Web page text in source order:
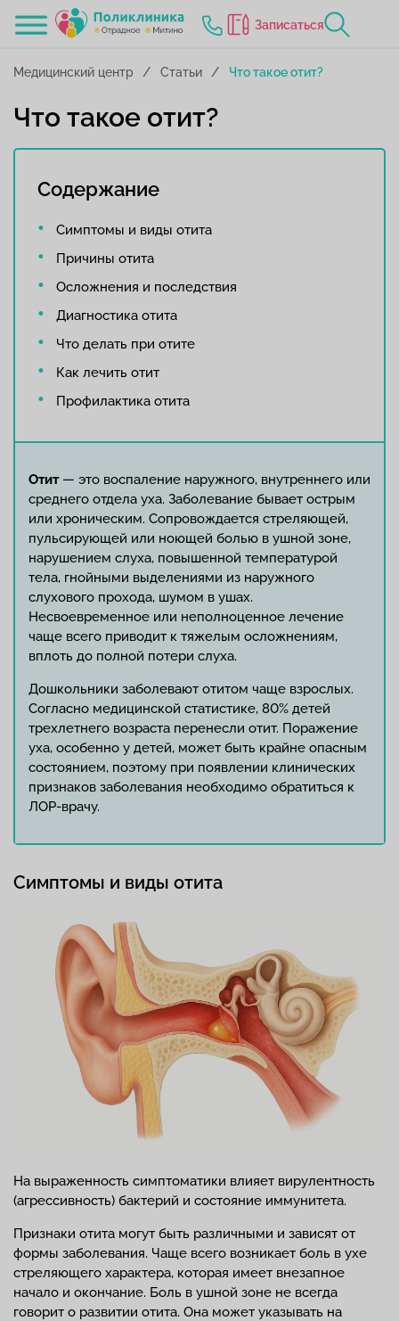
Записаться
Медицинский центр Статьи Что такое отит?
Что такое отит?
Содержание
Симптомы и виды отита
Причины отита
Осложнения и последствия
Диагностика отита
Что делать при отите
Как лечить отит
Профилактика отита
Отит— это воспаление наружного, внутреннего или
среднего отдела уха. Заболевание бывает острым
или хроническим. Сопровождается стреляющей,
пульсирующей или ноющей болью в ушной зоне,
нарушением слуха, повышенной температурой
тела, гнойными выделениями из наружного
слухового прохода, шумом в ушах.
Несвоевременное или неполноценное лечение
чаще всего приводит к тяжелым осложнениям,
вплоть до полной потери слуха.
Дошкольники заболевают отитом чаще взрослых.
Согласно медицинской статистике, 80% детей
трехлетнего возраста перенесли отит. Поражение
уха, особенно у детей, может быть крайне опасным
состоянием, поэтому при появлении клинических
признаков заболевания необходимо обратиться к
ЛОР-врачу.
Симптомы и виды отита
На выраженность симптоматики влияет вирулентность
(агрессивность) бактерий и состояние иммунитета.
Признаки отита могут быть различными и зависят от
формы заболевания. Чаще всего возникает боль в ухе
стреляющего характера, которая имеет внезапное
начало и окончание. Боль в ушной зоне не всегда
говорит о развитии отита. Она может указывать на